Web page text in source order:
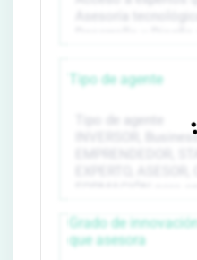
Tipo de agente
Grado de
que asesora